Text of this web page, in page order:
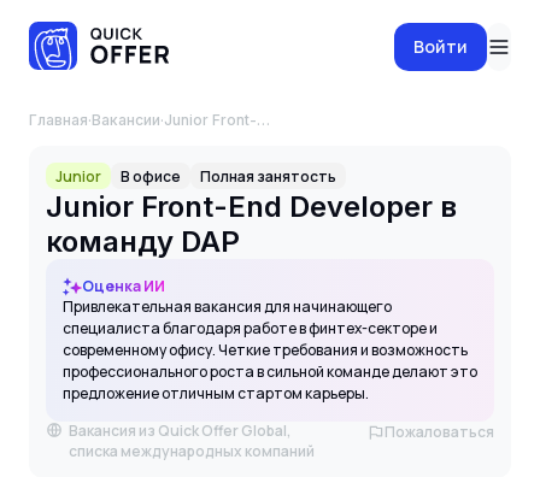
Войти
Главная·Вакансии· Junior Front-End Developer в команду DAP
Junior В офисе Полная занятость
Junior Front-End Developer в
команду DAP
Оценка ИИ
Привлекательная вакансия для начинающего
специалиста благодаря работе в финтех-секторе и
современному офису. Четкие требования и возможность
профессионального роста в сильной команде делают это
предложение отличным стартом карьеры.
Вакансия из Quick Offer Global,
списка международных компаний
Пожаловаться